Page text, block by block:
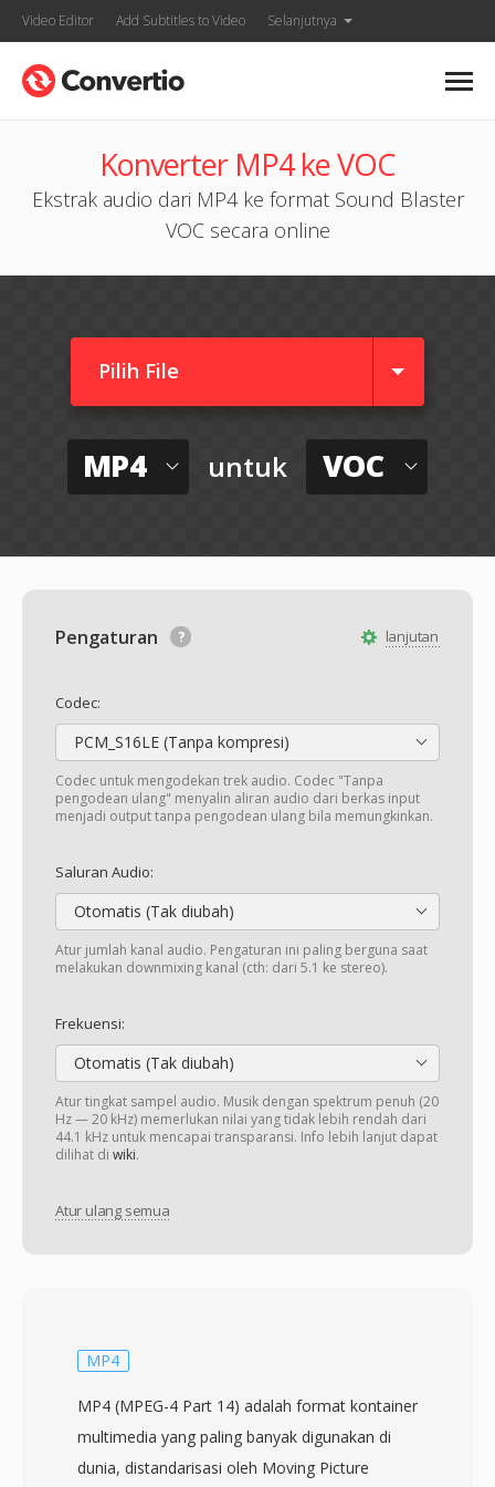
Video Editor Add Subtitles to Video Selanjutnya
Konverter MP4 ke VOC
Ekstrak audio dari MP4 ke format Sound Blaster
VOC secara online
Pilih File
MP4 untuk VOC
lanjutan
Pengaturan
Codec:
PCM_S16LE (Tanpa kompresi)
Codec untuk mengodekan trek audio. Codec "Tanpa
pengodean ulang" menyalin aliran audio dari berkas input
menjadi output tanpa pengodean ulang bila memungkinkan.
Saluran Audio:
Otomatis (Tak diubah)
Atur jumlah kanal audio. Pengaturan ini paling berguna saat
melakukan downmixing kanal (cth: dari 5.1 ke stereo).
Frekuensi:
Otomatis (Tak diubah)
Atur tingkat sampel audio. Musik dengan spektrum penuh (20
Hz — 20 kHz) memerlukan nilai yang tidak lebih rendah dari
44.1 kHz untuk mencapai transparansi. Info lebih lanjut dapat
dilihat di wiki.
Atur ulang semua
MP4
MP4 (MPEG-4 Part 14) adalah format kontainer
multimedia yang paling banyak digunakan di
dunia, distandarisasi oleh Moving Picture